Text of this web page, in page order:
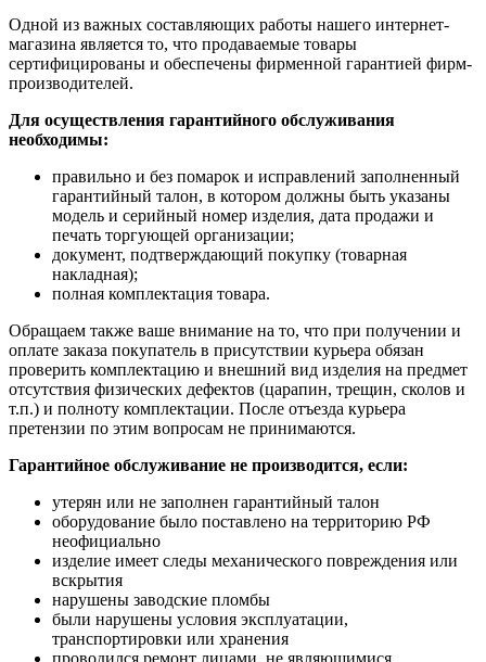
Одной из важных составляющих работы нашего интернет-
магазина является то, что продаваемые товары
сертифицированы и обеспечены фирменной гарантией фирм-
производителей.
Для осуществления гарантийного обслуживания
необходимы:
правильно и без помарок и исправлений заполненный
гарантийный талон, в котором должны быть указаны
модель и серийный номер изделия, дата продажи и
печать торгующей организации;
документ, подтверждающий покупку (товарная
накладная);
полная комплектация товара.
Обращаем также ваше внимание на то, что при получении и
оплате заказа покупатель в присутствии курьера обязан
проверить комплектацию и внешний вид изделия на предмет
отсутствия физических дефектов (царапин, трещин, сколов и
т.п.) и полноту комплектации. После отъезда курьера
претензии по этим вопросам не принимаются.
Гарантийное обслуживание не производится, если:
утерян или не заполнен гарантийный талон
оборудование было поставлено на территорию РФ
неофициально
изделие имеет следы механического повреждения или
вскрытия
нарушены заводские пломбы
были нарушены условия эксплуатации,
транспортировки или хранения
проводился ремонт лицами, не являющимися